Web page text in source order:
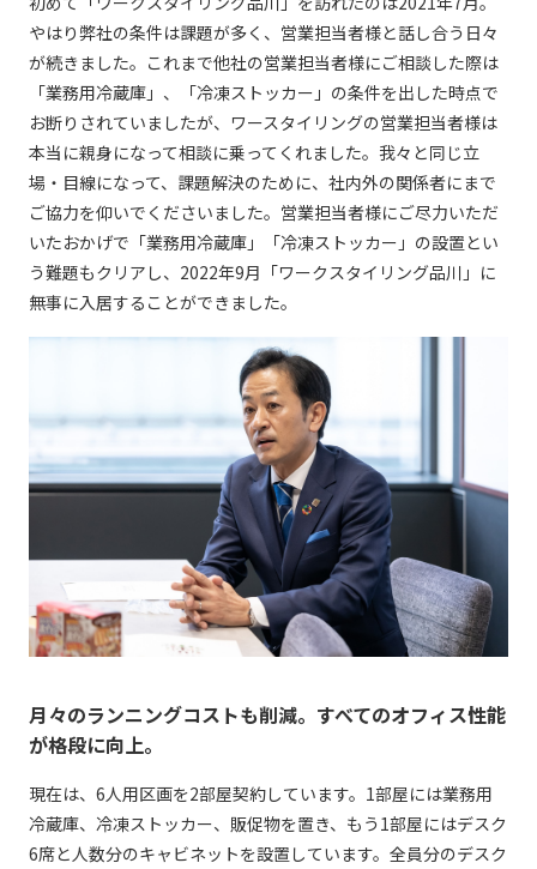
やはり弊社の条件は課題が多く、営業担当者様と話し合う日々
が続きました。これまで他社の営業担当者様にご相談した際は
「業務用冷蔵庫」、「冷凍ストッカー」の条件を出した時点で
お断りされていましたが、ワースタイリングの営業担当者様は
本当に親身になって相談に乗ってくれました。我々と同じ立
場・目線になって、課題解決のために、社内外の関係者にまで
ご協力を仰いでくださいました。営業担当者様にご尽力いただ
いたおかげで「業務用冷蔵庫」「冷凍ストッカー」の設置とい
う難題もクリアし、2022年9月「ワークスタイリング品川」に
無事に入居することができました。
月々のランニングコストも削減。すべてのオフィス性能
が格段に向上。
現在は、6人用区画を2部屋契約しています。1部屋には業務用
冷蔵庫、冷凍ストッカー、販促物を置き、もう1部屋にはデスク
6席と人数分のキャビネットを設置しています。全員分のデスク